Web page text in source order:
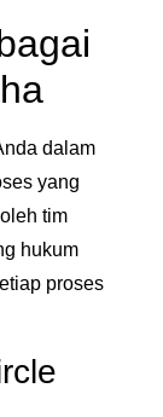
dalam
yang
tim
hukum
proses